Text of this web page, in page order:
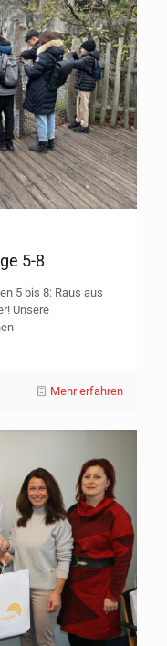
5-8
5 bis 8: Raus aus
Unsere
Mehr erfahren